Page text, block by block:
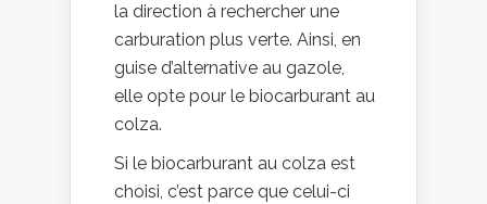
la direction à rechercher une
carburation plus verte. Ainsi, en
guise d’alternative au gazole,
elle opte pour le biocarburant au
colza.
Si le biocarburant au colza est
choisi, c’est parce que celui-ci